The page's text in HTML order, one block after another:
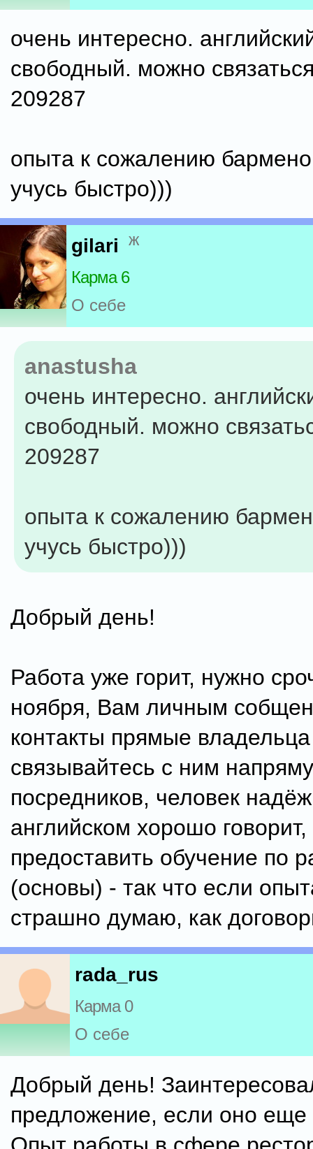
очень интересно.
свободный. можно
209287
опыта к сожалению
учусь быстро)))
gilari ж
Карма 6
О себе
anastusha
очень интересно.
свободный. можно
209287
опыта к сожалению
учусь быстро)))
Добрый день!
Работа уже горит, нужно
ноября, Вам личным
контакты прямые
связывайтесь с ним
посредников, человек
английском хорошо говорит,
предоставить обучение по
(основы) - так что если
страшно думаю, как
rada_rus
Карма 0
О себе
Добрый день!
предложение, если оно еще